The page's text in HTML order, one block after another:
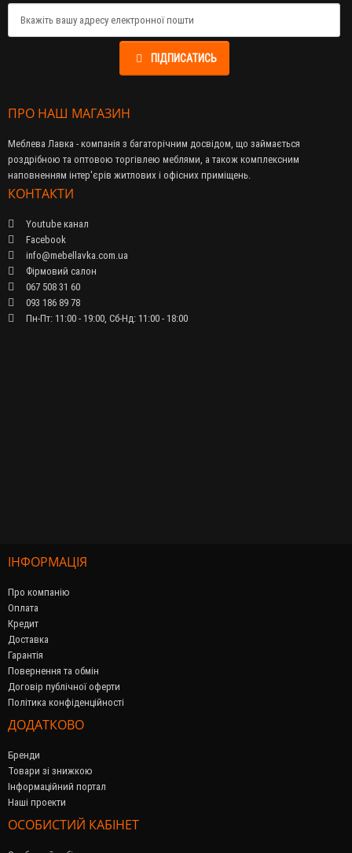
ПІДПИСАТИСЬ
ПРО НАШ МАГАЗИН
Меблева Лавка - компанія з багаторічним досвідом, що займається
роздрібною та оптовою торгівлею меблями, а також комплексним
наповненням інтер'єрів житлових і офісних приміщень.
КОНТАКТИ
Youtube канал
Facebook
info@mebellavka.com.ua
Фірмовий салон
067 508 31 60
093 186 89 78
Пн-Пт: 11:00 - 19:00, Сб-Нд: 11:00 - 18:00
ІНФОРМАЦІЯ
Про компанію
Оплата
Кредит
Доставка
Гарантія
Повернення та обмін
Договір публічної оферти
Політика конфіденційності
ДОДАТКОВО
Бренди
Товари зі знижкою
Інформаційний портал
Наші проекти
ОСОБИСТИЙ КАБІНЕТ